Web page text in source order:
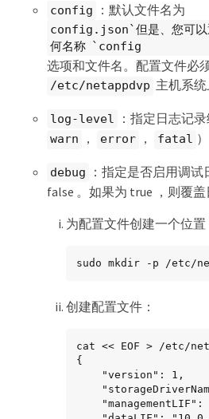
config ：默认文件名为
config.json`但是、您可以
何名称 `config
选项和文件名。配置文件必
/etc/netappdvp 主机系统
log-level ：指定日志记
warn ， error ， fatal
debug
：指定是否启用调
false 。如果为 true ，则覆盖
为配置文件创建一个位置
sudo mkdir -p /etc/
创建配置文件：
cat << EOF > /etc/
{